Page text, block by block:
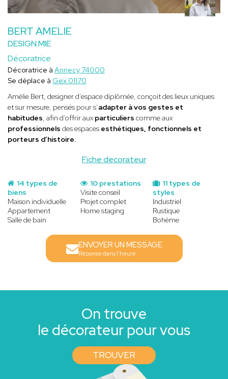
BERT AMELIE
DESIGN MIE
Décoratrice
Fiche decorateur
Décoratrice à Annecy 74000
Se déplace à Gex 01170
Amélie Bert, designer d’espace diplômée, conçoit des lieux uniques
et sur mesure, pensés pour s’adapter à vos gestes et
habitudes , afin d’offrir aux particuliers comme aux
professionnels des espaces esthétiques, fonctionnels et
porteurs d’histoire.
14 types de
biens
Maison individuelle
Appartement
Salle de bain
11 types de
styles
Industriel
Rustique
Bohème
10 prestations
Visite conseil
Projet complet
Home staging
ENVOYER UN MESSAGE
Réponse dans l'heure
On trouve
le décorateur pour vous
TROUVER